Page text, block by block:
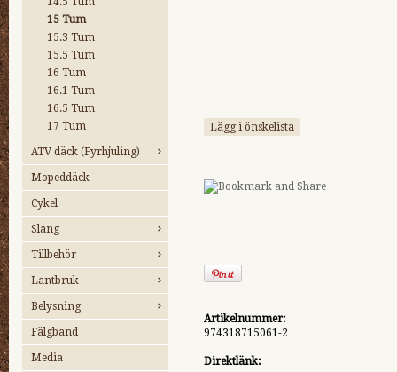
15 Tum
15.3 Tum
15.5 Tum
16 Tum
16.1 Tum
16.5 Tum
17 Tum
ATV däck (Fyrhjuling)
Mopeddäck
Cykel
Slang
Tillbehör
Lantbruk
Belysning
Fälgband
Media
Lägg i önskelista
Artikelnummer:
974318715061-2
Direktlänk: